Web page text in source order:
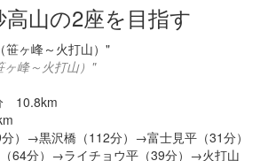
高山の2座を目指す
峰～火打山）"
10.8km
）→黒沢橋（112分）→富士見平（31分）
64分）→ライチョウ平（39分）→火打山